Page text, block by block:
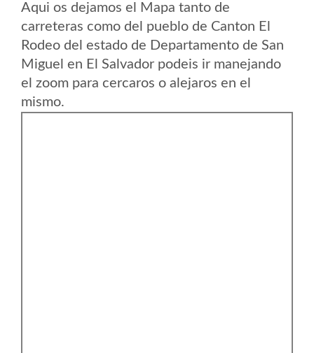
Aqui os dejamos el Mapa tanto de
carreteras como del pueblo de Canton El
Rodeo del estado de Departamento de San
Miguel en El Salvador podeis ir manejando
el zoom para cercaros o alejaros en el
mismo.